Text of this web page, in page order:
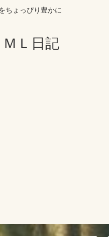
ちょっぴり豊かに
Ｌ日記